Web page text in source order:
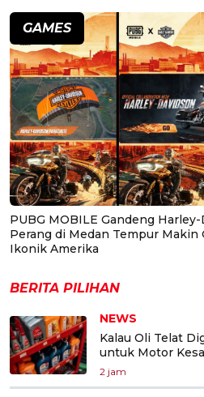
GAMES
PUBG MOBILE Gandeng
Perang di Medan Tempur Makin
Ikonik Amerika
BERITA PILIHAN
NEWS
Kalau Oli Telat
untuk Motor
2 jam